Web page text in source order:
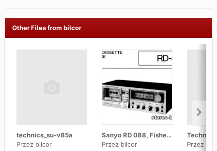
Other Files from bilcor
technics_su-v85a
Przez bilcor
Sanyo RD 088, Fisher RD 4150
Przez bilcor
Technics
Przez